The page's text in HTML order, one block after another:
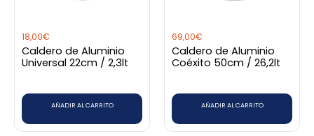
18,00€
Caldero de Aluminio
Universal 22cm / 2,3lt
AÑADIR AL CARRITO
69,00€
Caldero de Aluminio
Coéxito 50cm / 26,2lt
AÑADIR AL CARRITO